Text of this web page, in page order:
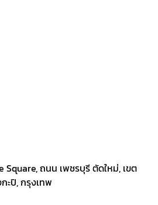
Square, ถนน เพชรบุรี ตัดใหม่, เขต
ะปิ, กรุงเทพ